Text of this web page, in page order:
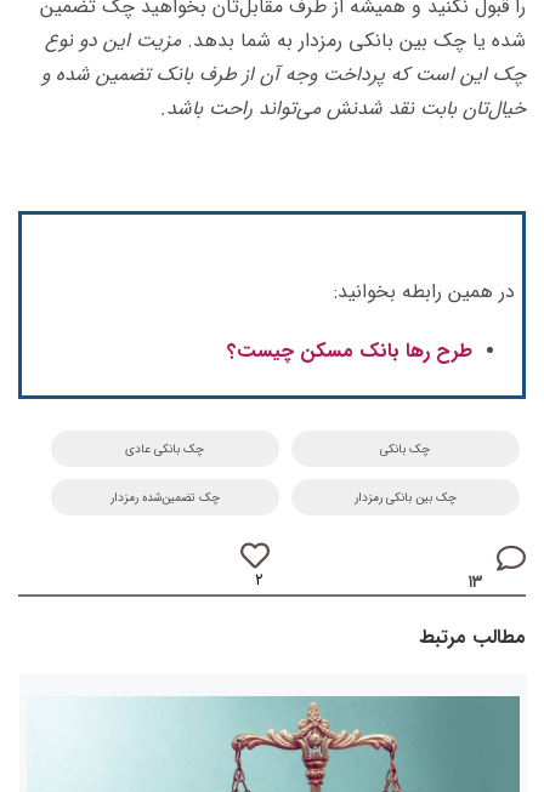
را قبول نکنید و همیشه از طرف مقابل‌تان بخواهید چک تضمین
شده یا چک بین بانکی رمزدار به شما بدهد.مزیت این دو نوع
چک این است که پرداخت وجه آن از طرف بانک تضمین شده و
خیال‌تان بابت نقد شدنش می‌تواند راحت باشد.
در همین رابطه بخوانید:
طرح رها بانک مسکن چیست؟
چک بانکی چک بانکی عادی
چک بین بانکی رمزدار چک تضمین‌شده رمزدار
۱۳ ۲
مطالب مرتبط